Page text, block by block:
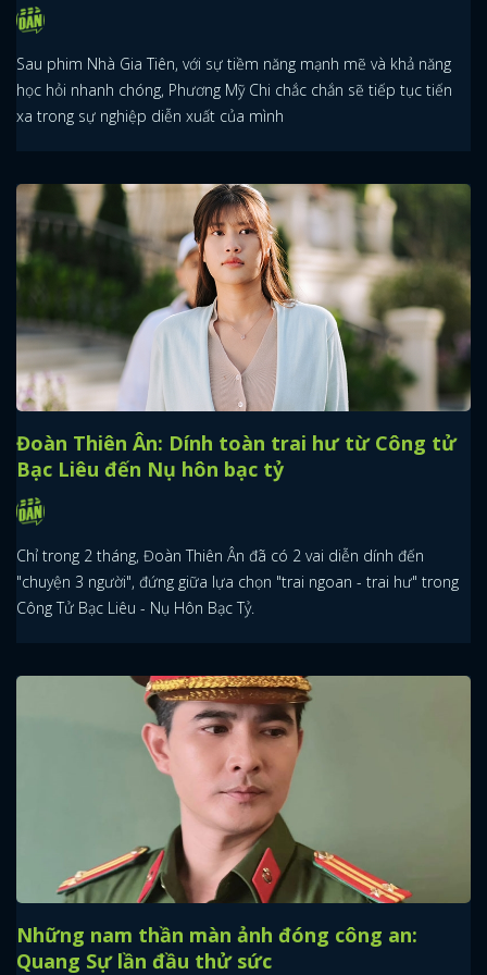
Sau phim Nhà Gia Tiên, với sự tiềm năng mạnh mẽ và khả năng
học hỏi nhanh chóng, Phương Mỹ Chi chắc chắn sẽ tiếp tục tiến
xa trong sự nghiệp diễn xuất của mình
Đoàn Thiên Ân: Dính toàn trai hư từ Công tử
Bạc Liêu đến Nụ hôn bạc tỷ
Chỉ trong 2 tháng, Đoàn Thiên Ân đã có 2 vai diễn dính đến
"chuyện 3 người", đứng giữa lựa chọn "trai ngoan - trai hư" trong
Công Tử Bạc Liêu - Nụ Hôn Bạc Tỷ.
Những nam thần màn ảnh đóng công an:
Quang Sự lần đầu thử sức